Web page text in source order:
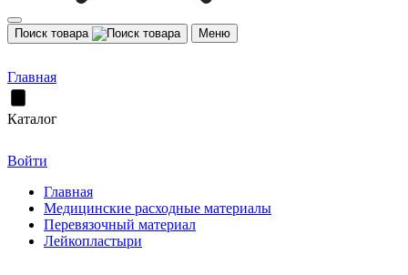
Поиск товара Меню
Главная
Каталог
Войти
Главная
Медицинские расходные материалы
Перевязочный материал
Лейкопластыри